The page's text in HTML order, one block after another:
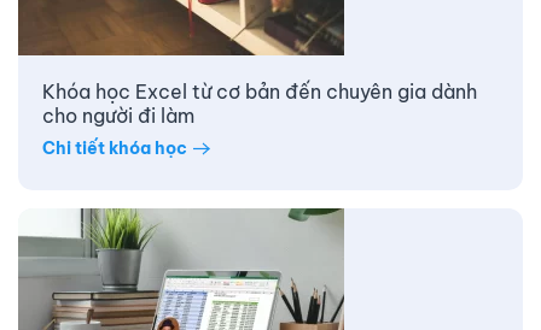
Khóa học Excel từ cơ bản đến chuyên gia dành
cho người đi làm
Chi tiết khóa học